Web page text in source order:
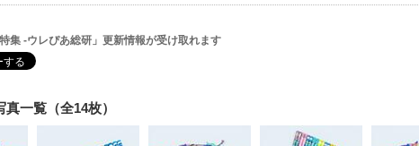
特集 -ウレぴあ総研」更新情報が受け取れます
一覧（全14枚）